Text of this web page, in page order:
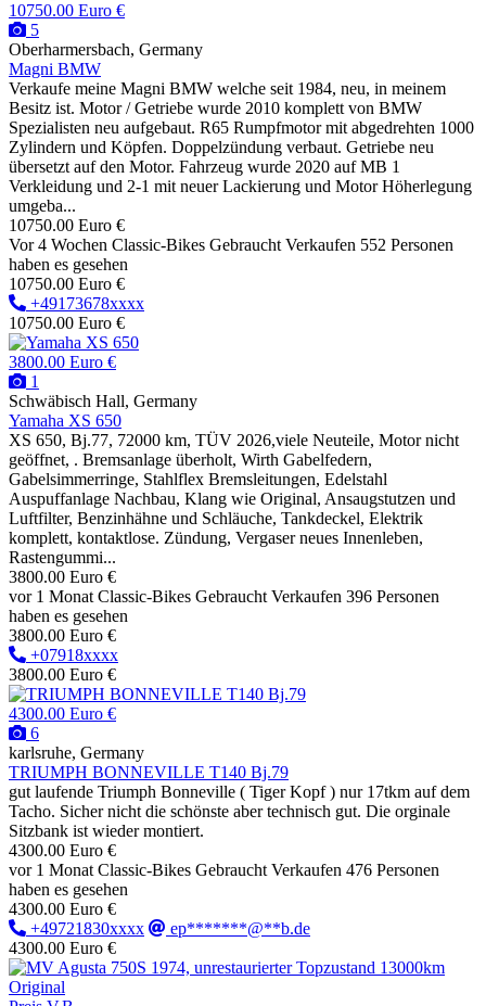
10750.00 Euro €
5
Oberharmersbach, Germany
Magni BMW
Verkaufe meine Magni BMW welche seit 1984, neu, in meinem
Besitz ist. Motor / Getriebe wurde 2010 komplett von BMW
Spezialisten neu aufgebaut. R65 Rumpfmotor mit abgedrehten 1000
Zylindern und Köpfen. Doppelzündung verbaut. Getriebe neu
übersetzt auf den Motor. Fahrzeug wurde 2020 auf MB 1
Verkleidung und 2-1 mit neuer Lackierung und Motor Höherlegung
umgeba...
10750.00 Euro €
Vor 4 Wochen Classic-Bikes Gebraucht Verkaufen 552 Personen
haben es gesehen
10750.00 Euro €
+49173678xxxx
10750.00 Euro €
3800.00 Euro €
1
Schwäbisch Hall, Germany
Yamaha XS 650
XS 650, Bj.77, 72000 km, TÜV 2026,viele Neuteile, Motor nicht
geöffnet, . Bremsanlage überholt, Wirth Gabelfedern,
Gabelsimmerringe, Stahlflex Bremsleitungen, Edelstahl
Auspuffanlage Nachbau, Klang wie Original, Ansaugstutzen und
Luftfilter, Benzinhähne und Schläuche, Tankdeckel, Elektrik
komplett, kontaktlose. Zündung, Vergaser neues Innenleben,
Rastengummi...
3800.00 Euro €
vor 1 Monat Classic-Bikes Gebraucht Verkaufen 396 Personen
haben es gesehen
3800.00 Euro €
+07918xxxx
3800.00 Euro €
4300.00 Euro €
6
karlsruhe, Germany
TRIUMPH BONNEVILLE T140 Bj.79
gut laufende Triumph Bonneville ( Tiger Kopf ) nur 17tkm auf dem
Tacho. Sicher nicht die schönste aber technisch gut. Die orginale
Sitzbank ist wieder montiert.
4300.00 Euro €
vor 1 Monat Classic-Bikes Gebraucht Verkaufen 476 Personen
haben es gesehen
4300.00 Euro €
+49721830xxxx
ep*******@**b.de
4300.00 Euro €